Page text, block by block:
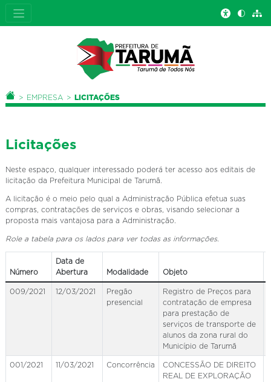
Você está aqui:
PÁGINA INICIAL
EMPRESA LICITAÇÕES
Licitações
Neste espaço, qualquer interessado poderá ter acesso aos editais de
licitação da Prefeitura Municipal de Tarumã.
A licitação é o meio pelo qual a Administração Pública efetua suas
compras, contratações de serviços e obras, visando selecionar a
proposta mais vantajosa para a Administração.
Role a tabela para os lados para ver todas as informações.
Número
Data de
Abertura
Modalidade Objeto
009/2021 12/03/2021
Pregão
presencial
Registro de Preços para
contratação de empresa
para prestação de
serviços de transporte de
alunos da zona rural do
Município de Tarumã
001/2021 11/03/2021 Concorrência
CONCESSÃO DE DIREITO
REAL DE EXPLORAÇÃO